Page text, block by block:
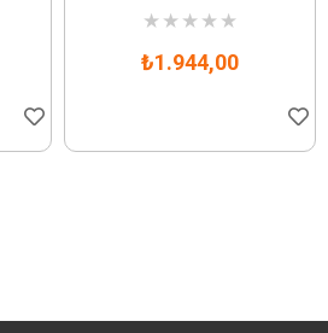
★ ★ ★ ★ ★
₺1.944,00